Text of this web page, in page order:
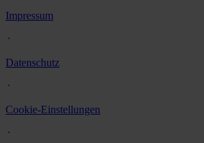
Impressum
᛫
Datenschutz
᛫
Cookie-Einstellungen
᛫